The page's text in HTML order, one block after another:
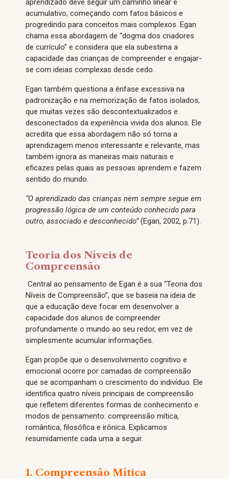
aprendizado deve seguir um caminho linear e
acumulativo, começando com fatos básicos e
progredindo para conceitos mais complexos. Egan
chama essa abordagem de “dogma dos criadores
de currículo” e considera que ela subestima a
capacidade das crianças de compreender e engajar-
se com ideias complexas desde cedo.
Egan também questiona a ênfase excessiva na
padronização e na memorização de fatos isolados,
que muitas vezes são descontextualizados e
desconectados da experiência vivida dos alunos. Ele
acredita que essa abordagem não só torna a
aprendizagem menos interessante e relevante, mas
também ignora as maneiras mais naturais e
eficazes pelas quais as pessoas aprendem e fazem
sentido do mundo.
“O aprendizado das crianças nem sempre segue em
progressão lógica de um conteúdo conhecido para
outro, associado e desconhecido”(Egan, 2002, p.71).
Teoria dos Níveis de
Compreensão
Central ao pensamento de Egan é a sua “Teoria dos
Níveis de Compreensão”, que se baseia na ideia de
que a educação deve focar em desenvolver a
capacidade dos alunos de compreender
profundamente o mundo ao seu redor, em vez de
simplesmente acumular informações.
Egan propõe que o desenvolvimento cognitivo e
emocional ocorre por camadas de compreensão
que se acompanham o crescimento do indivíduo. Ele
identifica quatro níveis principais de compreensão
que refletem diferentes formas de conhecimento e
modos de pensamento: compreensão mítica,
romântica, filosófica e irônica. Explicamos
resumidamente cada uma a seguir.
1. Compreensão Mítica